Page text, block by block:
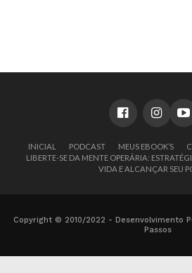
INICIAL PODCAST MEUS EBOOK’S
LIBERTE-SE DA MENTE OPERÁRIA:
VIDA E ALCANÇAR SEU
Copyright © 2010/2022 - Desenvolvimento
Passos